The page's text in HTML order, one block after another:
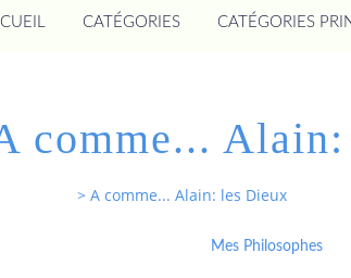
CATÉGORIES CATÉGORIES
comme...
> A comme... Alain: les Dieux
Mes Philosophes